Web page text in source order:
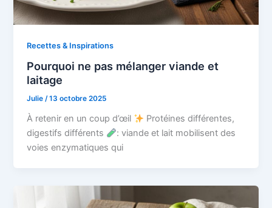
Recettes & Inspirations
Pourquoi ne pas mélanger viande et
laitage
Julie/13 octobre 2025
À retenir en un coup d’œil
Protéines différentes,
digestifs différents
: viande et lait mobilisent des
voies enzymatiques qui